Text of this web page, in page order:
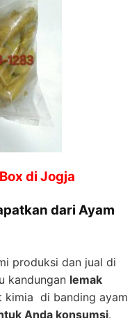
di Jogja
dari Ayam
produksi dan jual di
kandungan lemak
kimia di banding ayam
Anda konsumsi.